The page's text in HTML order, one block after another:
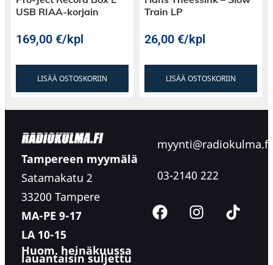
USB RIAA-korjain
169,00€/kpl
LISÄÄ OSTOSKORIIN
Train LP
26,00€/kpl
LISÄÄ OSTOSKORIIN
Tampereen myymälä
Satamakatu 2
33200 Tampere
MA-PE 9-17
LA 10-15
Huom. heinäkuussa
lauantaisin suljettu
myynti@radiokulma.fi
03-2140 222